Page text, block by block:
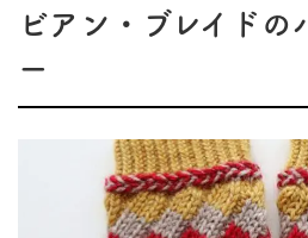
ビアン・ブレイドの
ー